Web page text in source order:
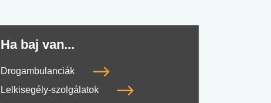
Ha baj van...
Drogambulanciák
Lelkisegély-szolgálatok